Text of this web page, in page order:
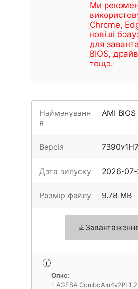
Ми
Chrome,
новіші
для
BIOS,
тощо.
Найменуванн
я
AMI BIOS
Версія 7B90v1H7
Дата випуску 2026-
Розмір файлу 9.78 MB
Опис:
- AGESA ComboAm4v2PI